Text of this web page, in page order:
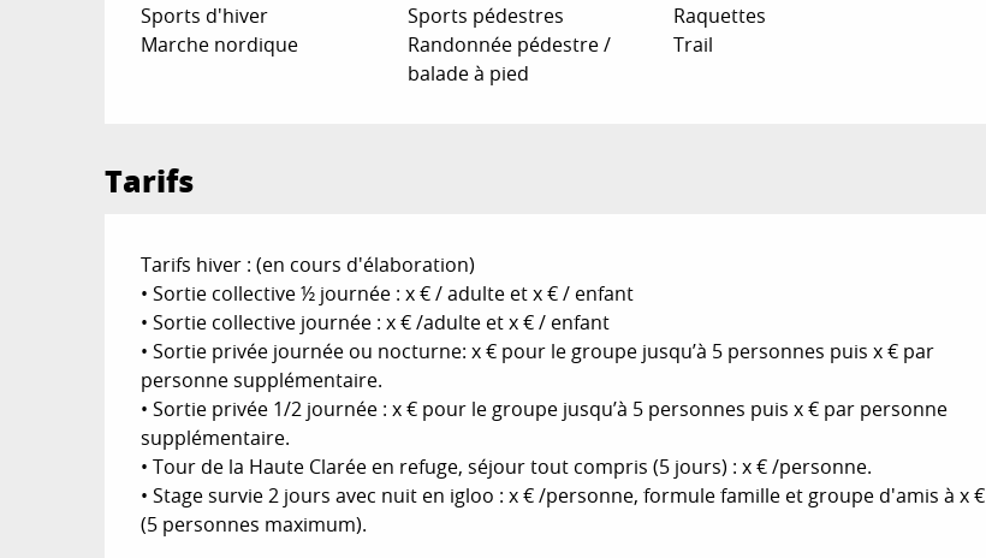
Sports d'hiver Sports pédestres
Raquettes
Marche nordique
Randonnée pédestre /
balade à pied
Trail
Tarifs
Tarifs hiver : (en cours d'élaboration)
• Sortie collective ½ journée : x € / adulte et x € / enfant
• Sortie collective journée : x € /adulte et x € / enfant
• Sortie privée journée ou nocturne: x € pour le groupe jusqu’à 5 personnes puis x € par
personne supplémentaire.
• Sortie privée 1/2 journée : x € pour le groupe jusqu’à 5 personnes puis x € par personne
supplémentaire.
• Tour de la Haute Clarée en refuge, séjour tout compris (5 jours) : x € /personne.
• Stage survie 2 jours avec nuit en igloo : x € /personne, formule famille et groupe d'amis à x €
(5 personnes maximum).